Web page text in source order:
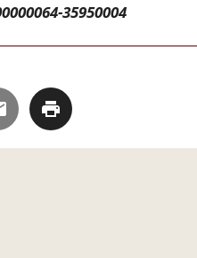
35950004